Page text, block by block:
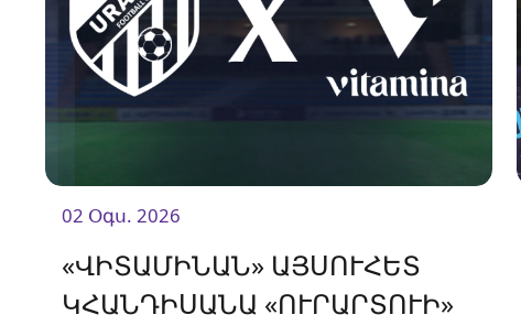
02 Օգս. 2026
«ՎԻՏԱՄԻՆԱՆ» ԱՅՍՈՒՀԵՏ
ԿՀԱՆԴԻՍԱՆԱ «ՈՒՐԱՐՏՈՒԻ»